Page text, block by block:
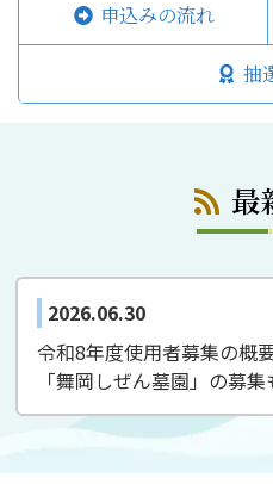
申込みの流れ
抽
最
2026.06.30
令和8年度使用者募集の概
「舞岡しぜん墓園」の募集